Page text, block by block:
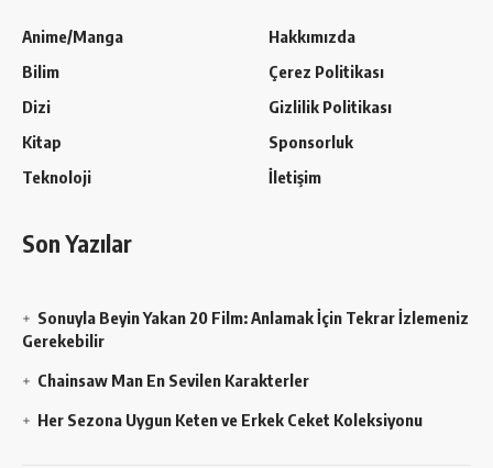
Anime/Manga
Bilim
Dizi
Kitap
Teknoloji
Hakkımızda
Çerez Politikası
Gizlilik Politikası
Sponsorluk
İletişim
Son Yazılar
Sonuyla Beyin Yakan 20 Film: Anlamak İçin Tekrar İzlemeniz
Gerekebilir
Chainsaw Man En Sevilen Karakterler
Her Sezona Uygun Keten ve Erkek Ceket Koleksiyonu